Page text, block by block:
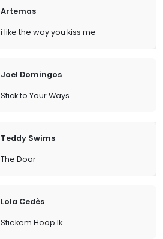
Artemas
i like the way you kiss me
Joel Domingos
Stick to Your Ways
Teddy Swims
The Door
Lola Cedès
Stiekem Hoop Ik